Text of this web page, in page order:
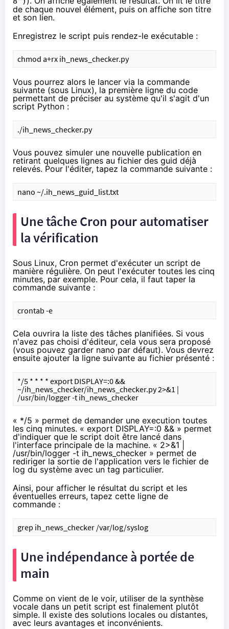
de chaque nouvel élément, puis on affiche son titre
et son lien.
Enregistrez le script puis rendez-le exécutable :
chmod a+rx ih_news_checker.py
Vous pourrez alors le lancer via la commande
suivante (sous Linux), la première ligne du code
permettant de préciser au système qu'il s'agit d'un
script Python :
./ih_news_checker.py
Vous pouvez simuler une nouvelle publication en
retirant quelques lignes au fichier des guid déjà
relevés. Pour l'éditer, tapez la commande suivante :
nano ~/.ih_news_guid_list.txt
Une tâche Cron pour automatiser
la vérification
Sous Linux, Cron permet d'exécuter un script de
manière régulière. On peut l'exécuter toutes les cinq
minutes, par exemple. Pour cela, il faut taper la
commande suivante :
crontab -e
Cela ouvrira la liste des tâches planifiées. Si vous
n'avez pas choisi d'éditeur, cela vous sera proposé
(vous pouvez garder nano par défaut). Vous devrez
ensuite ajouter la ligne suivante au fichier présenté :
*/5 * * * * export DISPLAY=:0 &&
~/ih_news_checker/ih_news_checker.py 2>&1 |
/usr/bin/logger -t ih_news_checker
« */5 » permet de demander une execution toutes
les cinq minutes. « export DISPLAY=:0 && » permet
d'indiquer que le script doit être lancé dans
l'interface principale de la machine. « 2>&1 |
/usr/bin/logger -t ih_news_checker » permet de
rediriger la sortie de l'application vers le fichier de
log du système avec un tag particulier.
Ainsi, pour afficher le résultat du script et les
éventuelles erreurs, tapez cette ligne de
commande :
grep ih_news_checker /var/log/syslog
Une indépendance à portée de
main
Comme on vient de le voir, utiliser de la synthèse
vocale dans un petit script est finalement plutôt
simple. Il existe des solutions locales ou distantes,
avec leurs avantages et inconvénients.